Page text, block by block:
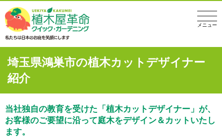
メニュー
埼玉県鴻巣市の植木カットデザイナー
紹介
当社独自の教育を受けた「植木カットデザイナー」が、
お客様のご要望に沿って庭木をデザイン＆カットいたし
ます。